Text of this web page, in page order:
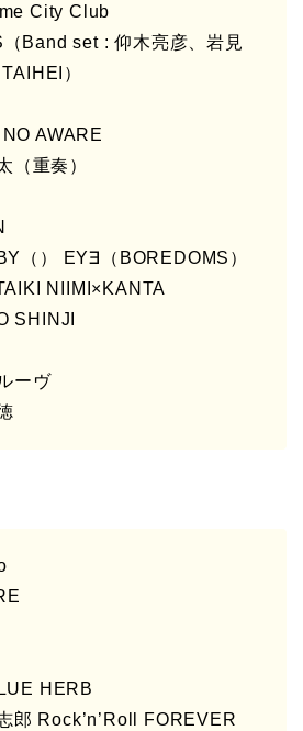
City Club
Band set : 仰木亮彦、岩見
）
AWARE
重奏）
（） EY∃（BOREDOMS）
NIIMI×KANTA
SHINJI
ーヴ
HERB
Rock’n’Roll FOREVER